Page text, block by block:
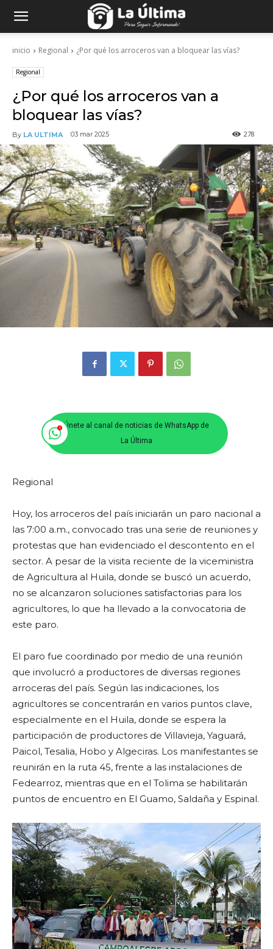
inicio Regional ¿Por qué los arroceros van a bloquear las vías?
Regional
¿Por qué los arroceros van a
bloquear las vías?
By LA ULTIMA 03 mar 2025 278
Únete al canal de noticias de WhatsApp de
La Última
Regional
Hoy, los arroceros del país iniciarán un paro nacional a
las 7:00 a.m., convocado tras una serie de reuniones y
protestas que han evidenciado el descontento en el
sector. A pesar de la visita reciente de la viceministra
de Agricultura al Huila, donde se buscó un acuerdo,
no se alcanzaron soluciones satisfactorias para los
agricultores, lo que ha llevado a la convocatoria de
este paro.
El paro fue coordinado por medio de una reunión
que involucró a productores de diversas regiones
arroceras del país. Según las indicaciones, los
agricultores se concentrarán en varios puntos clave,
especialmente en el Huila, donde se espera la
participación de productores de Villavieja, Yaguará,
Paicol, Tesalia, Hobo y Algeciras. Los manifestantes se
reunirán en la ruta 45, frente a las instalaciones de
Fedearroz, mientras que en el Tolima se habilitarán
puntos de encuentro en El Guamo, Saldaña y Espinal.